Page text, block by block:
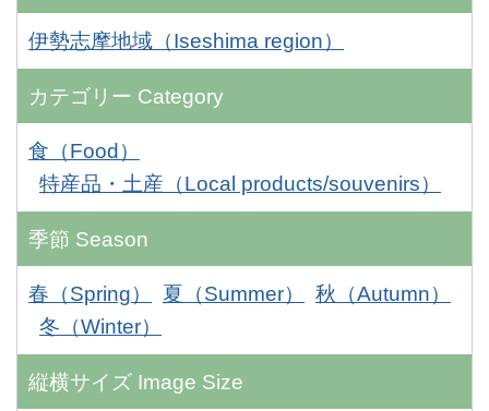
伊勢志摩地域（Iseshima region）
カテゴリー Category
食（Food）
特産品・土産（Local products/souvenirs）
季節 Season
春（Spring） 夏（Summer）
秋（Autumn）
冬（Winter）
縦横サイズ Image Size